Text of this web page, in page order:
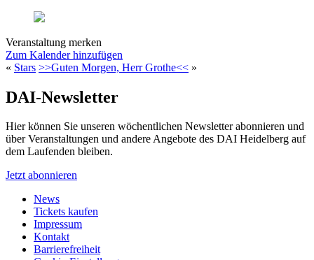
Veranstaltung merken
Zum Kalender hinzufügen
« Stars >>Guten Morgen, Herr Grothe<< »
DAI-Newsletter
Hier können Sie unseren wöchentlichen Newsletter abonnieren und
über Veranstaltungen und andere Angebote des DAI Heidelberg auf
dem Laufenden bleiben.
Jetzt abonnieren
News
Tickets kaufen
Impressum
Kontakt
Barrierefreiheit